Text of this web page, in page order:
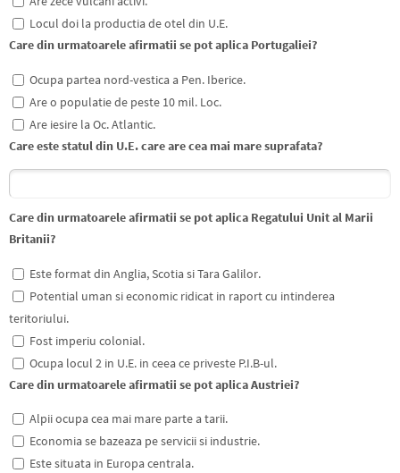
Locul doi la productia de otel din U.E.
Care din urmatoarele afirmatii se pot aplica Portugaliei?
Ocupa partea nord-vestica a Pen. Iberice.
Are o populatie de peste 10 mil. Loc.
Are iesire la Oc. Atlantic.
Care este statul din U.E. care are cea mai mare suprafata?
Care din urmatoarele afirmatii se pot aplica Regatului Unit al Marii
Britanii?
Este format din Anglia, Scotia si Tara Galilor.
Potential uman si economic ridicat in raport cu intinderea
teritoriului.
Fost imperiu colonial.
Ocupa locul 2 in U.E. in ceea ce priveste P.I.B-ul.
Care din urmatoarele afirmatii se pot aplica Austriei?
Alpii ocupa cea mai mare parte a tarii.
Economia se bazeaza pe servicii si industrie.
Este situata in Europa centrala.